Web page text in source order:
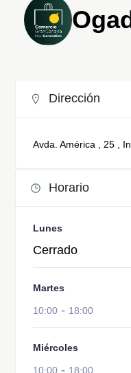
Dirección
Avda. América , 25 ,
Horario
Lunes
Cerrado
Martes
10:00 - 18:00
Miércoles
10:00 - 18:00